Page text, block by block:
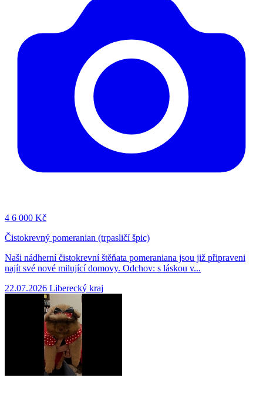
4 6 000 Kč
Čistokrevný pomeranian (trpasličí špic)
Naši nádherní čistokrevní štěňata pomeraniana jsou již připraveni
najít své nové milující domovy. Odchov: s láskou v...
22.07.2026 Liberecký kraj